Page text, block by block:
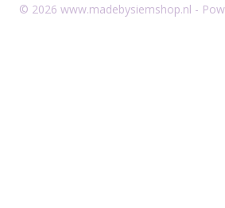
© 2026 www.madebysiemshop.nl -